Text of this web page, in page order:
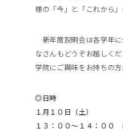
様の「今」と「これから
新年度説明会は各学年
なさんもどうぞお越しくだ
学院にご興味をお持ちの
◎日時
１月１０日（土）
１３：００～１４：００